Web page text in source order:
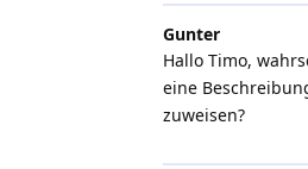
Gunter
Hallo Timo,
eine
zuweisen?